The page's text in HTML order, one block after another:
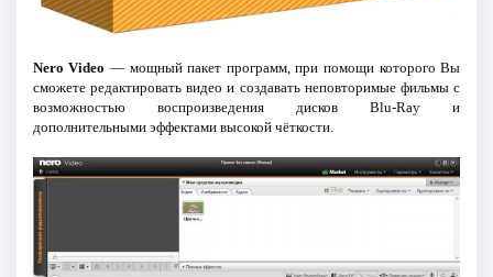
Nero Video — мощный пакет программ, при помощи которого Вы
сможете редактировать видео и создавать неповторимые фильмы с
возможностью воспроизведения дисков Blu-Ray и
дополнительными эффектами высокой чёткости.